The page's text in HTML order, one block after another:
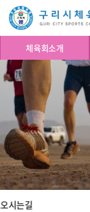
체육회소개
오시는길